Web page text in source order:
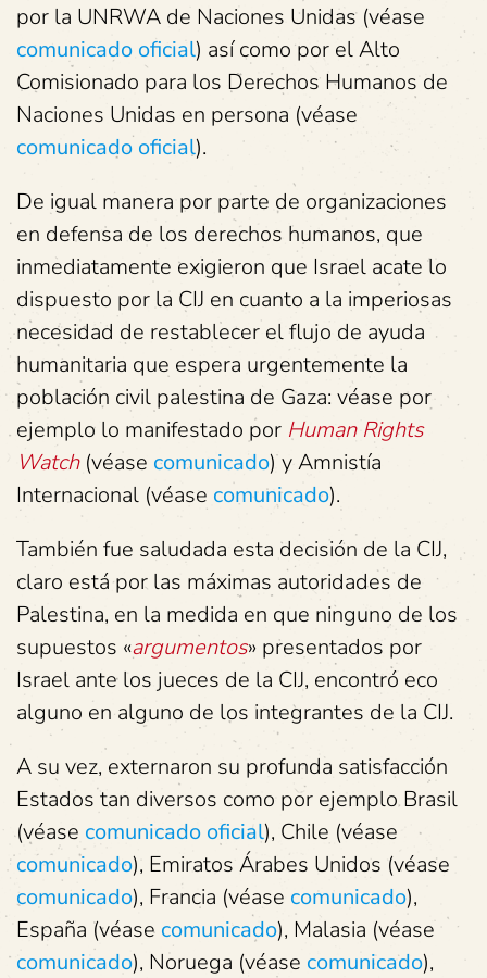
por la UNRWA de Naciones Unidas (véase
comunicado oficial) así como por el Alto
Comisionado para los Derechos Humanos de
Naciones Unidas en persona (véase
comunicado oficial).
De igual manera por parte de organizaciones
en defensa de los derechos humanos, que
inmediatamente exigieron que Israel acate lo
dispuesto por la CIJ en cuanto a la imperiosas
necesidad de restablecer el flujo de ayuda
humanitaria que espera urgentemente la
población civil palestina de Gaza: véase por
ejemplo lo manifestado por Human Rights
Watch(véase comunicado) y Amnistía
Internacional (véase comunicado).
También fue saludada esta decisión de la CIJ,
claro está por las máximas autoridades de
Palestina, en la medida en que ninguno de los
supuestos «argumentos» presentados por
Israel ante los jueces de la CIJ, encontró eco
alguno en alguno de los integrantes de la CIJ.
A su vez, externaron su profunda satisfacción
Estados tan diversos como por ejemplo Brasil
(véase comunicado oficial), Chile (véase
comunicado), Emiratos Árabes Unidos (véase
comunicado), Francia (véase comunicado),
España (véase comunicado), Malasia (véase
comunicado), Noruega (véase comunicado),